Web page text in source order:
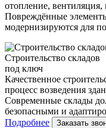
отопление,
Повреждённые
модернизируются для
Строительство складов
под ключ
Качественное
процесс возведения
Современные склады
безопасными и
Подробнее
Заказать